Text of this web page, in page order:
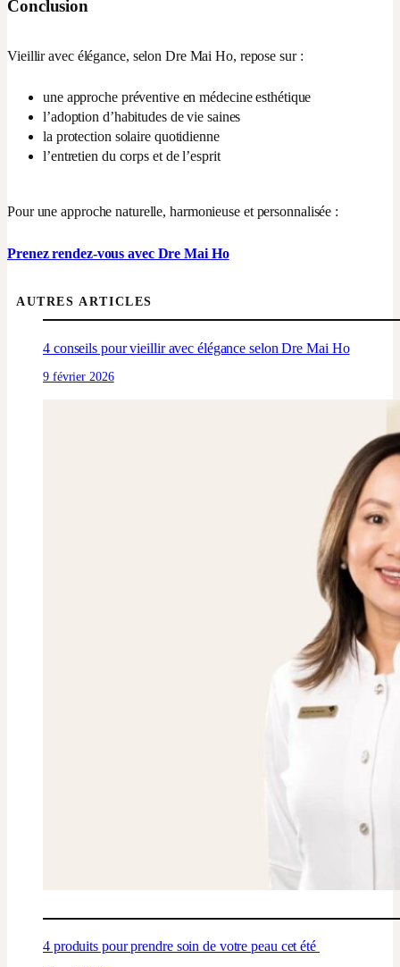
Conclusion
Vieillir avec élégance, selon Dre Mai Ho, repose sur :
une approche préventive en médecine esthétique
l’adoption d’habitudes de vie saines
la protection solaire quotidienne
l’entretien du corps et de l’esprit
Pour une approche naturelle, harmonieuse et personnalisée :
Prenez rendez-vous avec Dre Mai Ho
AUTRES ARTICLES
4 conseils pour vieillir avec élégance selon Dre Mai Ho
9 février 2026
4 produits pour prendre soin de votre peau cet été